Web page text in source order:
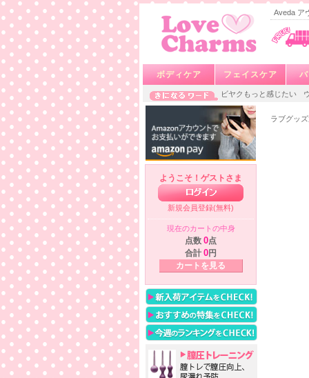
Aveda ア
ボディケア フェイスケア
ビヤクもっと感じたい
ようこそ！ゲストさま
新規会員登録(無料)
現在のカートの中身
点数 0点
合計 0円
カートを見る
ラブグッ